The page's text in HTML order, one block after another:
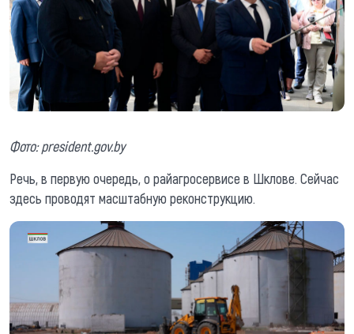
Фото: president.gov.by
Речь, в первую очередь, о райагросервисе в Шклове. Сейчас
здесь проводят масштабную реконструкцию.